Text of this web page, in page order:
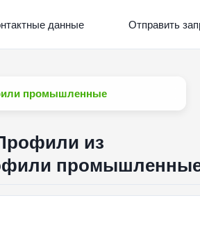
данные Отправить
промышленные
из